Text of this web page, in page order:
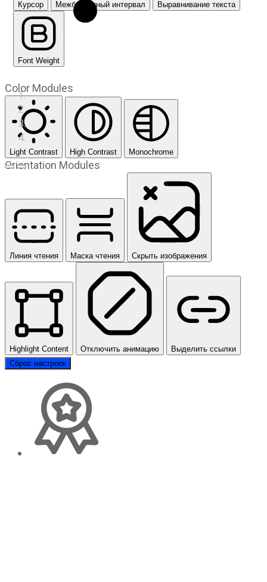
Предыдущий слайд
Следующий слайд
Курсор Межбуквенный интервал Выравнивание текста
Font Weight
Color Modules
Light Contrast High Contrast Monochrome
Orientation Modules
Линия чтения Маска чтения Скрыть изображения
Highlight Content Отключить анимацию
Выделить ссылки
Сброс настроек